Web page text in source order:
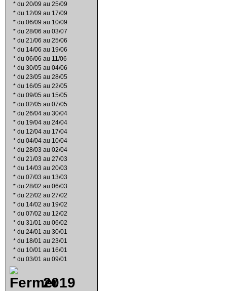
* du 20/09 au 25/09
* du 12/09 au 17/09
* du 06/09 au 10/09
* du 28/06 au 03/07
* du 21/06 au 25/06
* du 14/06 au 19/06
* du 06/06 au 11/06
* du 30/05 au 04/06
* du 23/05 au 28/05
* du 16/05 au 22/05
* du 09/05 au 15/05
* du 02/05 au 07/05
* du 26/04 au 30/04
* du 19/04 au 24/04
* du 12/04 au 17/04
* du 04/04 au 10/04
* du 28/03 au 02/04
* du 21/03 au 27/03
* du 14/03 au 20/03
* du 07/03 au 13/03
* du 28/02 au 06/03
* du 22/02 au 27/02
* du 14/02 au 19/02
* du 07/02 au 12/02
* du 31/01 au 06/02
* du 24/01 au 30/01
* du 18/01 au 23/01
* du 10/01 au 16/01
* du 03/01 au 09/01
2019